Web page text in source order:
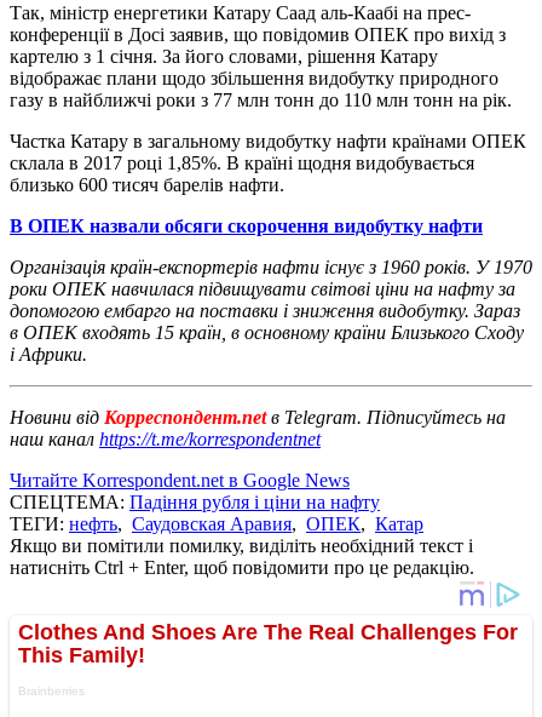
Так, міністр енергетики Катару Саад аль-Каабі на прес-
конференції в Досі заявив, що повідомив ОПЕК про вихід з
картелю з 1 січня. За його словами, рішення Катару
відображає плани щодо збільшення видобутку природного
газу в найближчі роки з 77 млн ​​тонн до 110 млн тонн на рік.
Частка Катару в загальному видобутку нафти країнами ОПЕК
склала в 2017 році 1,85%. В країні щодня видобувається
близько 600 тисяч барелів нафти.
В ОПЕК назвали обсяги скорочення видобутку нафти
Організація країн-експортерів нафти існує з 1960 років. У 1970
роки ОПЕК навчилася підвищувати світові ціни на нафту за
допомогою ембарго на поставки і зниження видобутку. Зараз
в ОПЕК входять 15 країн, в основному країни Близького Сходу
і Африки.
Новини від Корреспондент.netв Telegram. Підписуйтесь на
наш канал https://t.me/korrespondentnet
Читайте Korrespondent.net в Google News
СПЕЦТЕМА: Падіння рубля і ціни на нафту
ТЕГИ: нефть, Саудовская Аравия, ОПЕК, Катар
Якщо ви помітили помилку, виділіть необхідний текст і
натисніть Ctrl + Enter, щоб повідомити про це редакцію.